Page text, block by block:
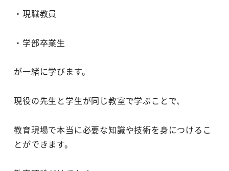
・現職教員
・学部卒業生
が一緒に学びます。
現役の先生と学生が同じ教室で学ぶことで、
教育現場で本当に必要な知識や技術を身につけるこ
とができます。